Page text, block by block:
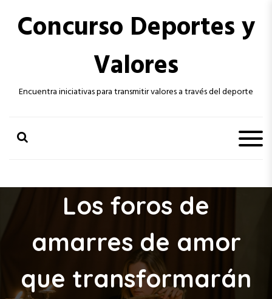
Concurso Deportes y
Valores
Encuentra iniciativas para transmitir valores a través del deporte
Los foros de
amarres de amor
que transformarán